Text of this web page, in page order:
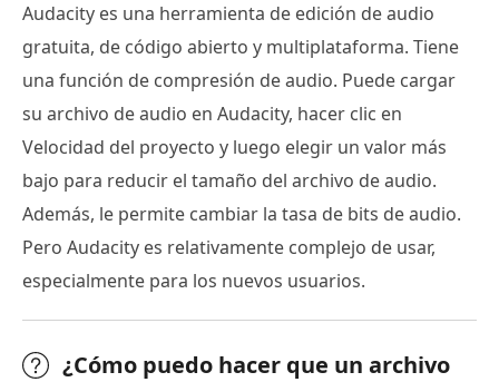
Audacity es una herramienta de edición de audio
gratuita, de código abierto y multiplataforma. Tiene
una función de compresión de audio. Puede cargar
su archivo de audio en Audacity, hacer clic en
Velocidad del proyecto y luego elegir un valor más
bajo para reducir el tamaño del archivo de audio.
Además, le permite cambiar la tasa de bits de audio.
Pero Audacity es relativamente complejo de usar,
especialmente para los nuevos usuarios.
¿Cómo puedo hacer que un archivo